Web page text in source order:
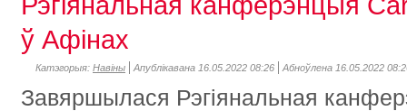
ў Афінах
Катэгорыя: Навіны Апублікавана 16.05.2022 08:26 Абноўлена 16.05.2022
Завяршылася Рэгіянальная